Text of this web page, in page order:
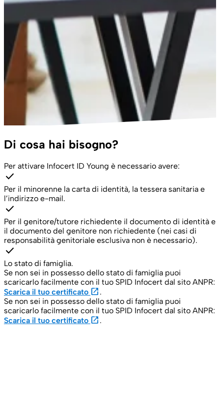
Di cosa hai bisogno?
Per attivare Infocert ID Young è necessario avere:
check
Per il minorenne la carta di identità, la tessera sanitaria e
l’indirizzo e-mail.
check
Per il genitore/tutore richiedente il documento di identità e
il documento del genitore non richiedente (nei casi di
responsabilità genitoriale esclusiva non è necessario).
check
Lo stato di famiglia.
Se non sei in possesso dello stato di famiglia puoi
scaricarlo facilmente con il tuo SPID Infocert dal sito ANPR:
Scarica il tuo certificato open_in_new .
Se non sei in possesso dello stato di famiglia puoi
scaricarlo facilmente con il tuo SPID Infocert dal sito ANPR:
Scarica il tuo certificato open_in_new .